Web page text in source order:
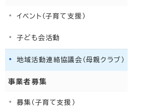
イベント（子育て支援）
子ども会活動
地域活動連絡協議会（母親クラブ）
事業者募集
募集（子育て支援）